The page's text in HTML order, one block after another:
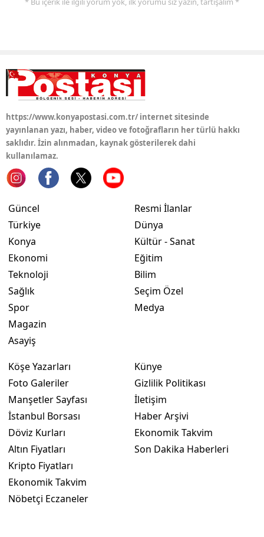
Sakarya
Tekirdağ
Tokat
Uşak
Yozgat
Kırıkkale
Batman
https://www.konyapostasi.com.tr/ internet sitesinde
yayınlanan yazı, haber, video ve fotoğrafların her türlü hakkı
saklıdır. İzin alınmadan, kaynak gösterilerek dahi
kullanılamaz.
Güncel
Türkiye
Konya
Ekonomi
Teknoloji
Sağlık
Spor
Magazin
Asayiş
Resmi İlanlar
Dünya
Kültür - Sanat
Eğitim
Bilim
Seçim Özel
Medya
Köşe Yazarları
Foto Galeriler
Manşetler Sayfası
İstanbul Borsası
Döviz Kurları
Altın Fiyatları
Kripto Fiyatları
Ekonomik Takvim
Nöbetçi Eczaneler
Künye
Gizlilik Politikası
İletişim
Haber Arşivi
Ekonomik Takvim
Son Dakika Haberleri